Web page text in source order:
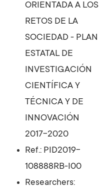
ORIENTADA A LOS
RETOS DE LA
SOCIEDAD - PLAN
ESTATAL DE
INVESTIGACIÓN
CIENTÍFICA Y
TÉCNICA Y DE
INNOVACIÓN
2017-2020
Ref.: PID2019-
108888RB-I00
Researchers: